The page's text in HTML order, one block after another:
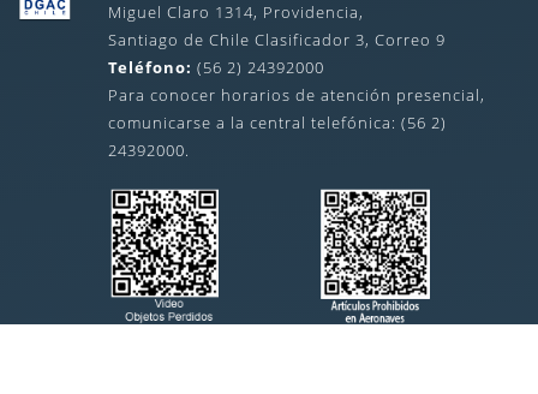
Miguel Claro 1314, Providencia,
Santiago de Chile Clasificador 3, Correo 9
Teléfono: (56 2) 24392000
Para conocer horarios de atención presencial,
comunicarse a la central telefónica: (56 2)
24392000.